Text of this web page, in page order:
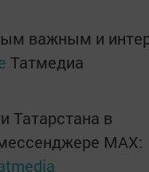
важным и
Татмедиа
Татарстана в
MАХ: